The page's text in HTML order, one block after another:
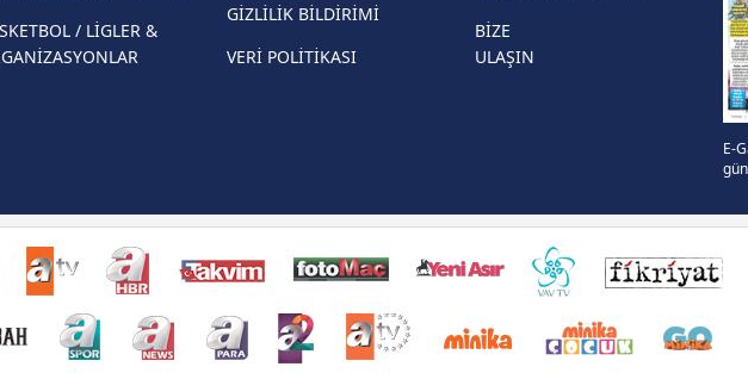
/ LİGLER &
GİZLİLİK BİLDİRİMİ
VERİ POLİTİKASI
BİZE
ULAŞIN
E-